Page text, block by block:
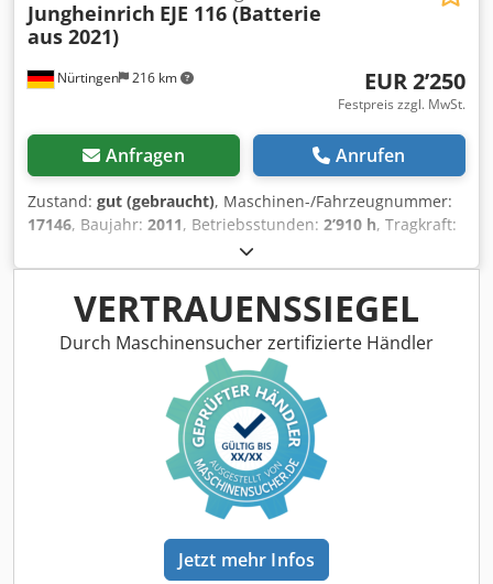
Nürtingen 216 km
Jungheinrich EJE 116 (Batterie
aus 2021)
EUR 2’250
Festpreis zzgl. MwSt.
Anfragen Anrufen
Zustand: gut (gebraucht), Maschinen-/Fahrzeugnummer:
17146, Baujahr: 2011, Betriebsstunden: 2’910 h, Tragkraft:
, Lastschwerpunkt:
Kraftstofftyp:elektrisch, Masttyp:Sonstige, Bauhöhe:
1’300 mm, Batteriespannung: 24 V , Gabellänge:1’150 mm
Gesamtgewicht:
541 kg, 5178161 Seriennummer: 98030707
Djdezfdrxjpfx Afxjwa Batteriedaten: 24 V, 2 PzS, 250 Ah
VERTRAUENSSIEGEL
Durch Maschinensucher zertifizierte Händler
Jetzt mehr Infos